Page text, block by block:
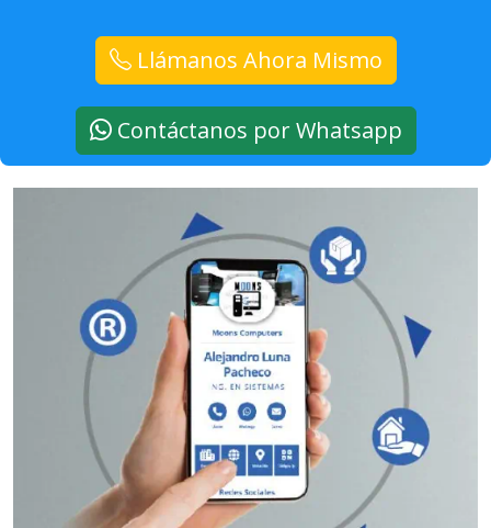
Llámanos Ahora Mismo
Contáctanos por Whatsapp